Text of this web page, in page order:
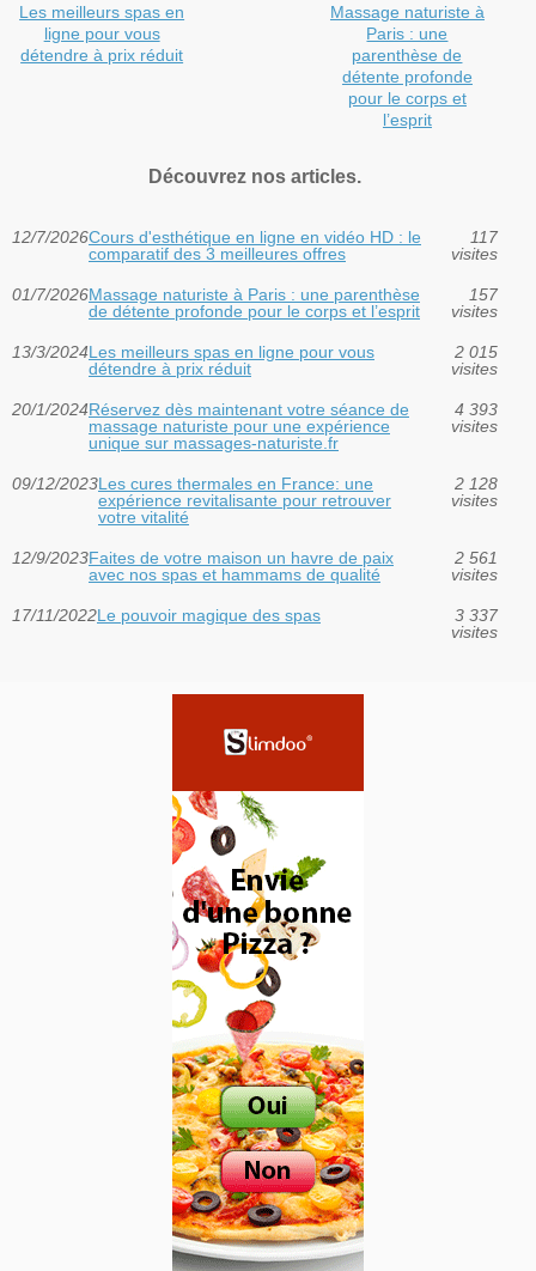
Les meilleurs spas en
ligne pour vous
détendre à prix réduit
Massage naturiste à
Paris : une
parenthèse de
détente profonde
pour le corps et
l’esprit
Découvrez nos articles.
12/7/2026Cours d'esthétique en ligne en vidéo HD : le
comparatif des 3 meilleures offres
117
visites
01/7/2026Massage naturiste à Paris : une parenthèse
de détente profonde pour le corps et l’esprit
157
visites
13/3/2024Les meilleurs spas en ligne pour vous
détendre à prix réduit
2 015
visites
20/1/2024Réservez dès maintenant votre séance de
massage naturiste pour une expérience
unique sur massages-naturiste.fr
4 393
visites
09/12/2023Les cures thermales en France: une
expérience revitalisante pour retrouver
votre vitalité
2 128
visites
12/9/2023Faites de votre maison un havre de paix
avec nos spas et hammams de qualité
2 561
visites
17/11/2022Le pouvoir magique des spas
3 337
visites